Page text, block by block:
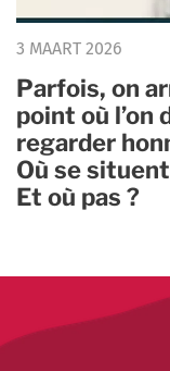
3 MAART 2026
Parfois, on
point où l’on
regarder
Où se
Et où pas ?